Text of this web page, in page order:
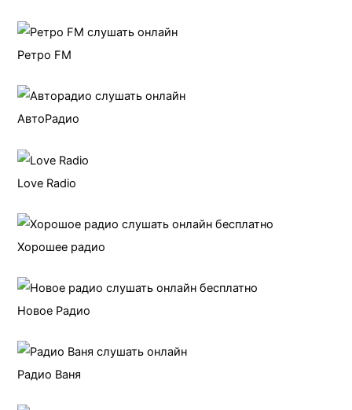
Ретро FM
АвтоРадио
Love Radio
Хорошее радио
Новое Радио
Радио Ваня